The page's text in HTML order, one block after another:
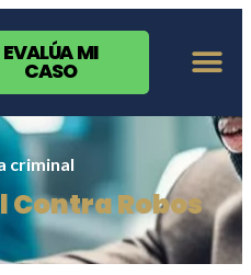
EVALÚA MI
CASO
criminal
Contra Robos